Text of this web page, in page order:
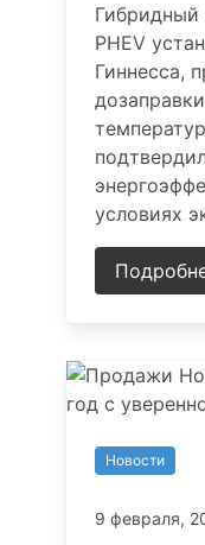
Гибридный
PHEV
Гиннесса,
условиях
Новости
9 февраля,